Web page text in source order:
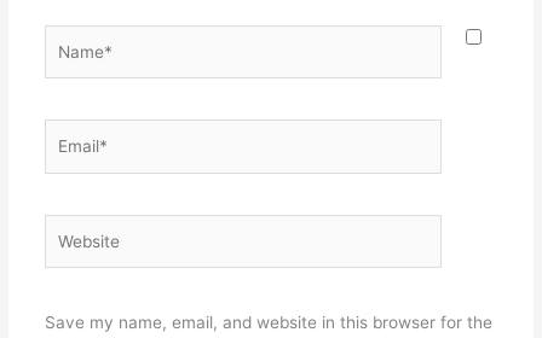
Save my name, email, and website in this browser for the